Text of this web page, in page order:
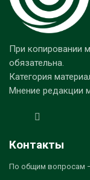
При копировании
обязательна.
Категория
Мнение редакции
Контакты
По общим вопросам